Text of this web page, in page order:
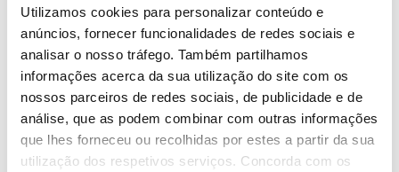
Utilizamos cookies para personalizar conteúdo e
anúncios, fornecer funcionalidades de redes sociais e
analisar o nosso tráfego. Também partilhamos
informações acerca da sua utilização do site com os
nossos parceiros de redes sociais, de publicidade e de
análise, que as podem combinar com outras informações
que lhes forneceu ou recolhidas por estes a partir da sua
utilização dos respetivos serviços. Concorda com os
Pré-aprovação em 24 horas
Taxa de juro competitiva